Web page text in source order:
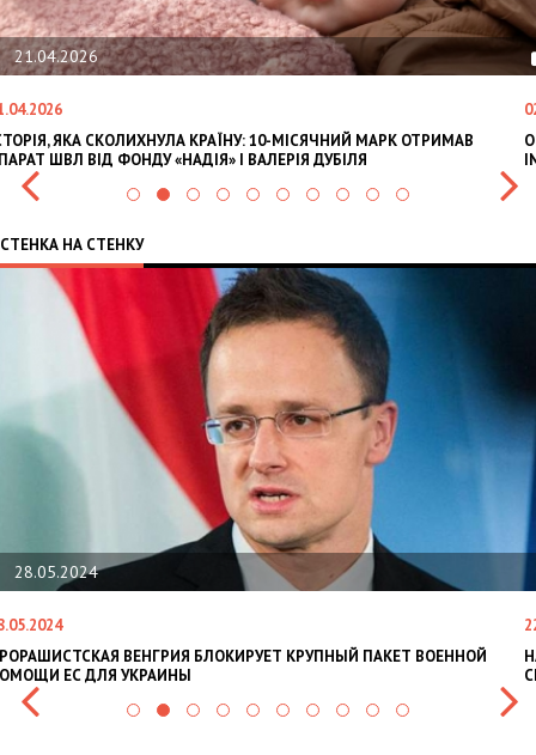
21.04.2026
ЯКА СКОЛИХНУЛА КРАЇНУ: 10-МІСЯЧНИЙ МАРК ОТРИМАВ
ШВЛ ВІД ФОНДУ «НАДІЯ» І ВАЛЕРІЯ ДУБІЛЯ
СТЕНКА НА СТЕНКУ
28.05.2024
ВЕНГРИЯ БЛОКИРУЕТ КРУПНЫЙ ПАКЕТ ВОЕННОЙ
ЕС ДЛЯ УКРАИНЫ